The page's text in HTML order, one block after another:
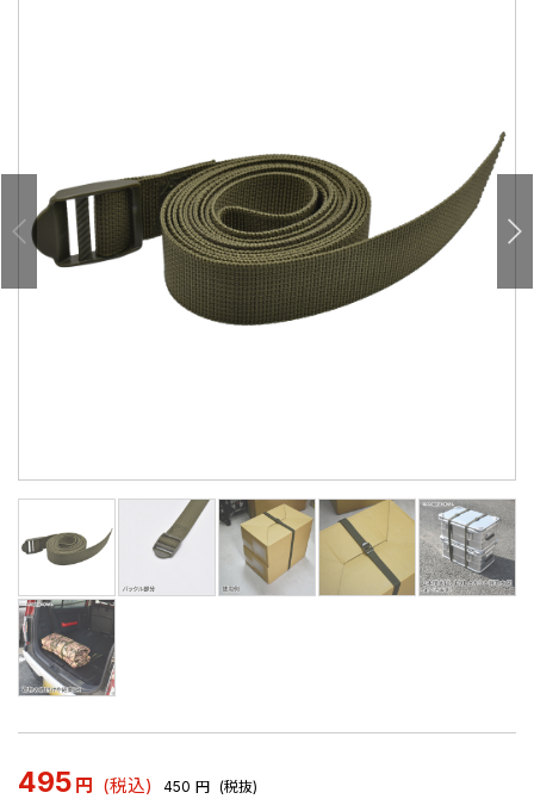
495 円 (税込) 450 円 (税抜)